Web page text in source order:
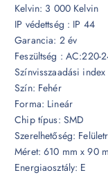
Kelvin: 3 000 Kelvin
IP védettség : IP 44
Garancia: 2 év
Feszültség :
Színvisszaadási
Szín: Fehér
Forma: Lineár
Chip típus: SMD
Szerelhetőség:
Méret: 610 mm x 90
Energiaosztály: E